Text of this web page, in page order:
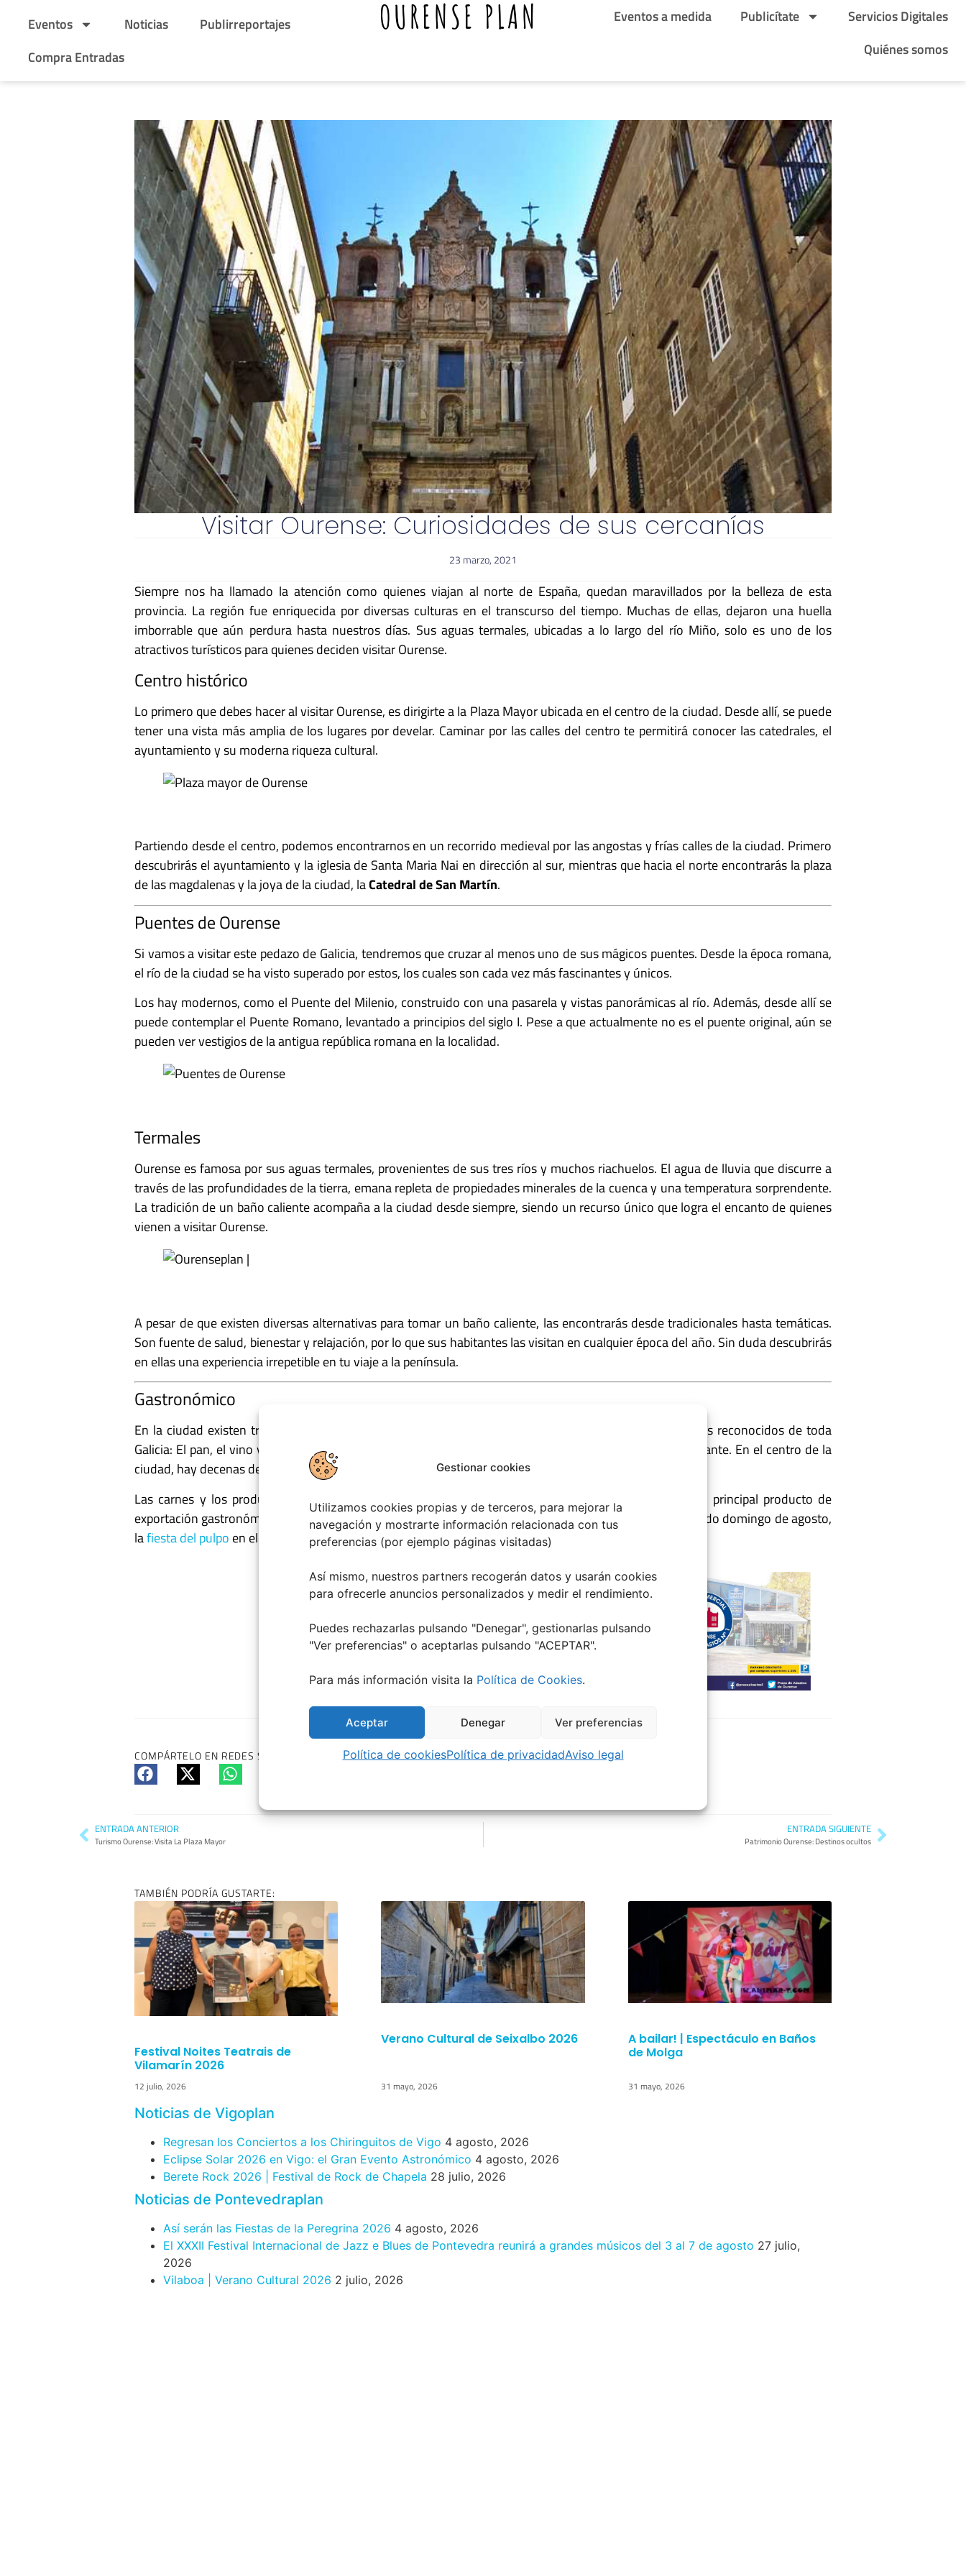
Gestionar cookies
Utilizamos cookies propias y de terceros, para mejorar la
navegación y mostrarte información relacionada con tus
preferencias (por ejemplo páginas visitadas)
Así mismo, nuestros partners recogerán datos y usarán cookies
para ofrecerle anuncios personalizados y medir el rendimiento.
Puedes rechazarlas pulsando "Denegar", gestionarlas pulsando
"Ver preferencias" o aceptarlas pulsando "ACEPTAR".
Para más información visita la Política de Cookies.
Aceptar Denegar Ver preferencias
Política de cookiesPolítica de privacidadAviso legal
Eventos Noticias
Publirreportajes
Compra Entradas
OURENSE PLAN Eventos a medida Publicítate
Servicios Digitales
Quiénes somos
Visitar Ourense: Curiosidades de sus cercanías
23 marzo, 2021
Siempre nos ha llamado la atención como quienes viajan al norte de España, quedan maravillados por la belleza de esta
provincia. La región fue enriquecida por diversas culturas en el transcurso del tiempo. Muchas de ellas, dejaron una huella
imborrable que aún perdura hasta nuestros días. Sus aguas termales, ubicadas a lo largo del río Miño, solo es uno de los
atractivos turísticos para quienes deciden visitar Ourense.
Centro histórico
Lo primero que debes hacer al visitar Ourense, es dirigirte a la Plaza Mayor ubicada en el centro de la ciudad. Desde allí, se puede
tener una vista más amplia de los lugares por develar. Caminar por las calles del centro te permitirá conocer las catedrales, el
ayuntamiento y su moderna riqueza cultural.
Partiendo desde el centro, podemos encontrarnos en un recorrido medieval por las angostas y frías calles de la ciudad. Primero
descubrirás el ayuntamiento y la iglesia de Santa Maria Nai en dirección al sur, mientras que hacia el norte encontrarás la plaza
de las magdalenas y la joya de la ciudad, laCatedral de San Martín.
Puentes de Ourense
Si vamos a visitar este pedazo de Galicia, tendremos que cruzar al menos uno de sus mágicos puentes. Desde la época romana,
el río de la ciudad se ha visto superado por estos, los cuales son cada vez más fascinantes y únicos.
Los hay modernos, como el Puente del Milenio, construido con una pasarela y vistas panorámicas al río. Además, desde allí se
puede contemplar el Puente Romano, levantado a principios del siglo I. Pese a que actualmente no es el puente original, aún se
pueden ver vestigios de la antigua república romana en la localidad.
Termales
Ourense es famosa por sus aguas termales, provenientes de sus tres ríos y muchos riachuelos. El agua de lluvia que discurre a
través de las profundidades de la tierra, emana repleta de propiedades minerales de la cuenca y una temperatura sorprendente.
La tradición de un baño caliente acompaña a la ciudad desde siempre, siendo un recurso único que logra el encanto de quienes
vienen a visitar Ourense.
A pesar de que existen diversas alternativas para tomar un baño caliente, las encontrarás desde tradicionales hasta temáticas.
Son fuente de salud, bienestar y relajación, por lo que sus habitantes las visitan en cualquier época del año. Sin duda descubrirás
en ellas una experiencia irrepetible en tu viaje a la península.
Gastronómico
En la ciudad existen tres citas gastronómicas imperdibles. Aquí se producen unos de los productos más reconocidos de toda
Galicia: El pan, el vino y la carne. Tomar un vino Ourense es una experiencia obligada para cualquier visitante. En el centro de la
ciudad, hay decenas de restaurantes y bares que ofrecen copas de estos deliciosos vinos.
Las carnes y los productos del mar son la bandera gastronómica de la provincia. El pulpo, resulta el principal producto de
exportación gastronómica al resto de las provincias españolas, y por ello, se celebra anualmente el segundo domingo de agosto,
lafiesta del pulpo en el municipio de Carballino.
COMPÁRTELO EN REDES SI TE HA GUSTADO:
ENTRADA ANTERIOR
Turismo Ourense: Visita La Plaza Mayor
ENTRADA SIGUIENTE
Patrimonio Ourense: Destinos ocultos
TAMBIÉN PODRÍA GUSTARTE:
Festival Noites Teatrais de
Vilamarín 2026
12 julio, 2026
Verano Cultural de Seixalbo 2026
31 mayo, 2026
A bailar! | Espectáculo en Baños
de Molga
31 mayo, 2026
Noticias de Vigoplan
Regresan los Conciertos a los Chiringuitos de Vigo 4 agosto, 2026
Eclipse Solar 2026 en Vigo: el Gran Evento Astronómico 4 agosto, 2026
Berete Rock 2026 | Festival de Rock de Chapela 28 julio, 2026
Noticias de Pontevedraplan
Así serán las Fiestas de la Peregrina 2026 4 agosto, 2026
El XXXII Festival Internacional de Jazz e Blues de Pontevedra reunirá a grandes músicos del 3 al 7 de agosto 27 julio,
2026
Vilaboa | Verano Cultural 2026 2 julio, 2026